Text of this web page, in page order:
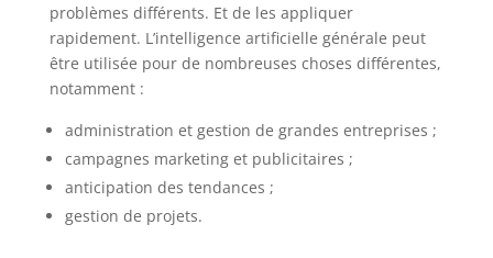
problèmes différents. Et de les appliquer
rapidement. L’intelligence artificielle générale peut
être utilisée pour de nombreuses choses différentes,
notamment :
administration et gestion de grandes entreprises ;
campagnes marketing et publicitaires ;
anticipation des tendances ;
gestion de projets.